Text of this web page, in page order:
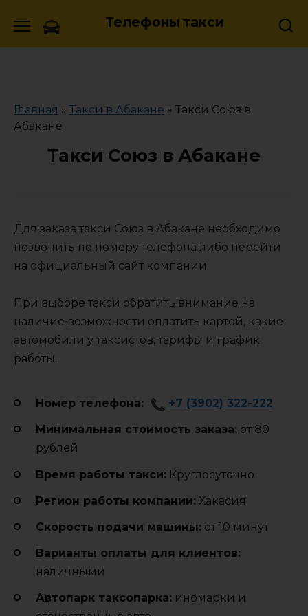
Телефоны такси
Главная » Такси в Абакане » Такси Союз в
Абакане
Такси Союз в Абакане
Для заказа такси Союз в Абакане необходимо
позвонить по номеру телефона либо перейти
на официальный сайт компании.
При выборе такси обратить внимание на
наличие возможности оплатить картой, какие
автомобили у таксистов, тарифы и график
работы.
Номер телефона: +7 (3902) 322-222
Минимальная стоимость заказа: от 80
рублей
Время работы такси: Круглосуточно
Регион работы компании: Хакасия
Cкорость подачи машины: от 10 минут
Варианты оплаты для клиентов:
наличными
Автопарк таксопарка: иномарки и